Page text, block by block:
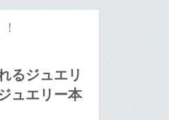
るジュエリ
ュエリー本